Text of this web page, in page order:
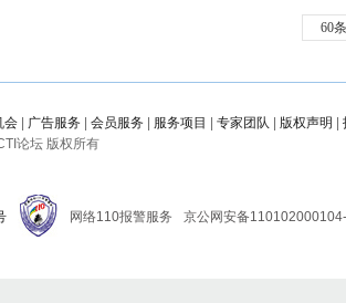
60条
会 广告服务 会员服务 服务项目 专家团队 版权声明
论坛 版权所有
网络110报警服务 京公网安备